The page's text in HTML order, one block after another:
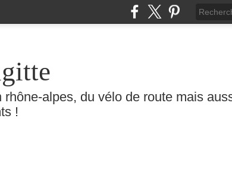
alpes, du vélo de route mais
!